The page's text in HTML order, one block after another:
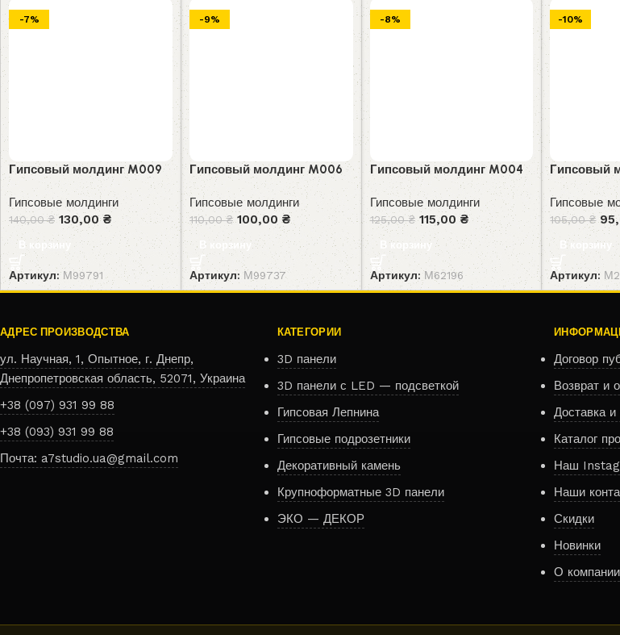
-7%
Гипсовый молдинг M009
Гипсовые молдинги
140,00₴ 130,00₴
В корзину
Артикул:М99791
-9%
Гипсовый молдинг M006
Гипсовые молдинги
110,00₴ 100,00₴
В корзину
Артикул: М99737
-8%
Гипсовый молдинг M004
Гипсовые молдинги
125,00₴ 115,00₴
В корзину
Артикул:М62196
-10%
Гипсовый
Гипсовые
105,00₴
В корзину
Артикул:
АДРЕС ПРОИЗВОДСТВА
ул. Научная, 1, Опытное, г. Днепр,
Днепропетровская область, 52071, Украина
+38 (097) 931 99 88
+38 (093) 931 99 88
Почта: a7studio.ua@gmail.com
КАТЕГОРИИ
3D панели
3D панели с LED — подсветкой
Гипсовая Лепнина
Гипсовые подрозетники
Декоративный камень
Крупноформатные 3D панели
ЭКО — ДЕКОР
Договор
Возврат и
Доставка и
Каталог
Наш
Наши
Скидки
Новинки
О компании